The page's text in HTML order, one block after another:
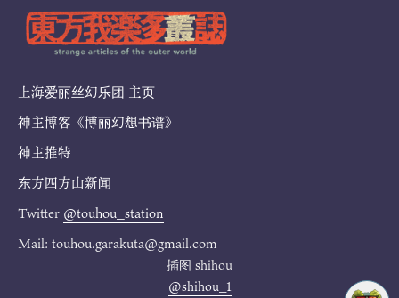
上海爱丽丝幻乐团 主页
神主博客《博丽幻想书谱》
神主推特
东方四方山新闻
Twitter @touhou_station
Mail: touhou.garakuta@gmail.com
插图 shihou
@shihou_1